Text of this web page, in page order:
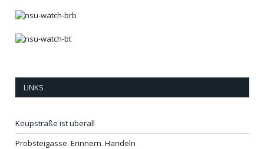
LINKS
Keupstraße ist überall
Probsteigasse. Erinnern. Handeln